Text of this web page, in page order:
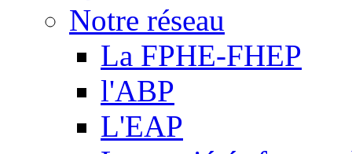
Notre réseau
La FPHE-FHEP
l'ABP
L'EAP